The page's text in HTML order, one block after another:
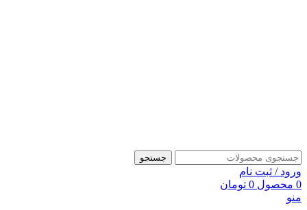
جستجو
ورود / ثبت نام
0 محصول 0 تومان
منو